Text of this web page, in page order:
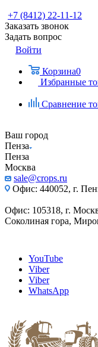
+7 (8412) 22-11-12
Заказать звонок
Задать вопрос
Войти
Корзина0
Избранные
Сравнение
Ваш город
Пенза
Пенза
Москва
sale@crops.ru
Офис: 440052, г.
Офис: 105318, г.
Соколиная гора,
YouTube
Viber
Viber
WhatsApp